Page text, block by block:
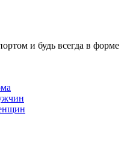
и будь всегда в форме